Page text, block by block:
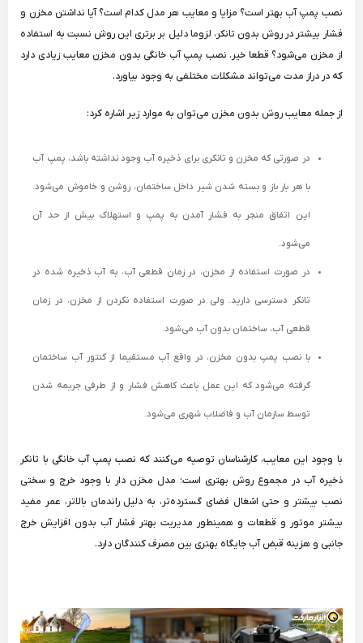
نصب پمپ آب بهتر است؟ مزایا و معایب هر مدل کدام است؟ آیا نداشتن مخزن و
فشار بیشتر در روش بدون تانکر، لزوما دلیل بر برتری این روش نسبت به استفاده
از مخزن می‌شود؟ قطعا خیر. نصب پمپ آب خانگی بدون مخزن معایب زیادی دارد
که در دراز مدت می‌تواند مشکلات مختلفی به وجود بیاورد.
از جمله معایب روش بدون مخزن می‌توان به موارد زیر اشاره کرد:
در صورتی که مخزن و تانکری برای ذخیره آب وجود نداشته باشد، پمپ آب
با هر بار باز و بسته شدن شیر داخل ساختمان، روشن و خاموش می‌شود.
این اتفاق منجر به فشار آمدن به پمپ و استهلاک بیش از حد آن
می‌شود.
در صورت استفاده از مخزن، در زمان قطعی آب، به آب ذخیره شده در
تانکر دسترسی دارید. ولی در صورت استفاده نکردن از مخزن، در زمان
قطعی آب، ساختمان بدون آب می‌شود.
با نصب پمپ بدون مخزن، در واقع آب مستقیما از کنتور آب ساختمان
گرفته می‌شود که این عمل باعث کاهش فشار و از طرفی جریمه شدن
توسط سازمان آب و فاضلاب شهری می‌شود.
با وجود این معایب، کارشناسان توصیه می‌کنند که نصب پمپ آب خانگی با تانکر
ذخیره آب در مجموع روش بهتری است؛ مدل مخزن دار با وجود خرج و سختی
نصب بیشتر و حتی اشغال فضای گسترده‌تر، به دلیل راندمان بالاتر، عمر مفید
بیشتر موتور و قطعات و همینطور مدیریت بهتر فشار آب بدون افزایش خرج
جانبی و هزینه قبض آب جایگاه بهتری بین مصرف کنندگان دارد.